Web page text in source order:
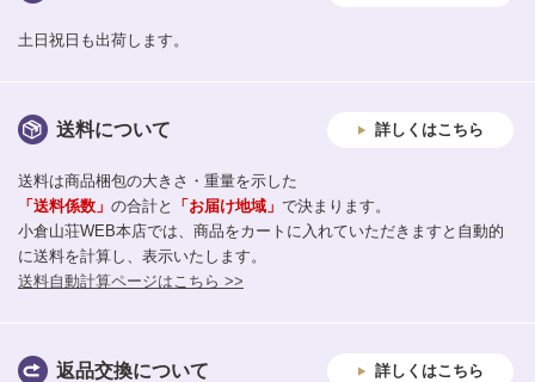
土日祝日も出荷します。
送料について 詳しくはこちら
送料は商品梱包の大きさ・重量を示した
「送料係数」 の合計と 「お届け地域」 で決まります。
小倉山荘WEB本店では、商品をカートに入れていただきますと自動的
に送料を計算し、表示いたします。
送料自動計算ページはこちら >>
返品交換について 詳しくはこちら